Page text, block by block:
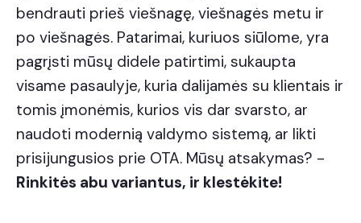
bendrauti prieš viešnagę, viešnagės metu ir
po viešnagės. Patarimai, kuriuos siūlome, yra
pagrįsti mūsų didele patirtimi, sukaupta
visame pasaulyje, kuria dalijamės su klientais ir
tomis įmonėmis, kurios vis dar svarsto, ar
naudoti modernią valdymo sistemą, ar likti
prisijungusios prie OTA. Mūsų atsakymas? -
Rinkitės abu variantus, ir klestėkite!